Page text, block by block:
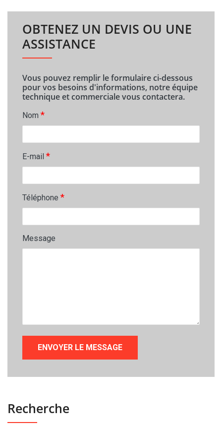
OBTENEZ UN DEVIS OU UNE
ASSISTANCE
Vous pouvez remplir le formulaire ci-dessous
pour vos besoins d'informations, notre équipe
technique et commerciale vous contactera.
Nom *
E-mail *
Téléphone *
Message
Recherche